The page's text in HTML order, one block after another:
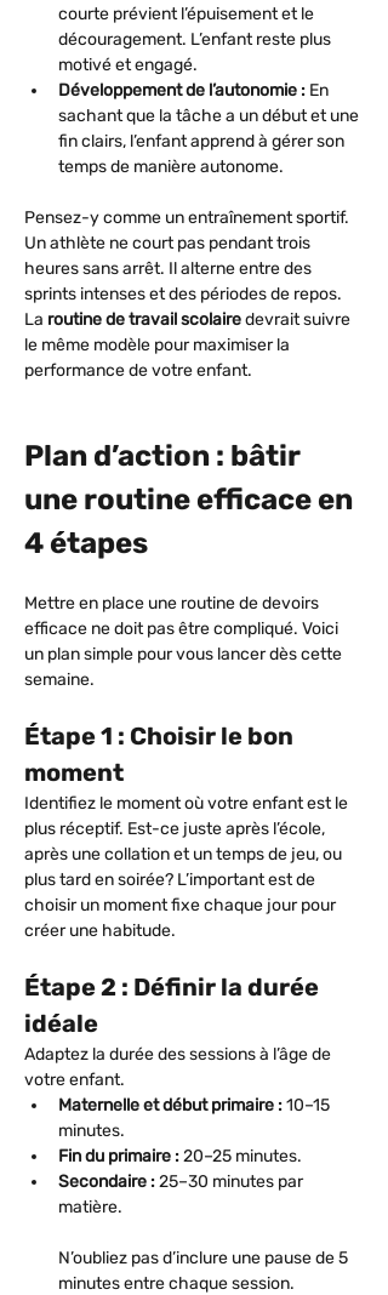
courte prévient l’épuisement et le
découragement. L’enfant reste plus
motivé et engagé.
Développement de l’autonomie : En
sachant que la tâche a un début et une
fin clairs, l’enfant apprend à gérer son
temps de manière autonome.
Pensez-y comme un entraînement sportif.
Un athlète ne court pas pendant trois
heures sans arrêt. Il alterne entre des
sprints intenses et des périodes de repos.
La routine de travail scolaire devrait suivre
le même modèle pour maximiser la
performance de votre enfant.
Plan d’action : bâtir
une routine efficace en
4 étapes
Mettre en place une routine de devoirs
efficace ne doit pas être compliqué. Voici
un plan simple pour vous lancer dès cette
semaine.
Étape 1 : Choisir le bon
moment
Identifiez le moment où votre enfant est le
plus réceptif. Est-ce juste après l’école,
après une collation et un temps de jeu, ou
plus tard en soirée? L’important est de
choisir un moment fixe chaque jour pour
créer une habitude.
Étape 2 : Définir la durée
idéale
Adaptez la durée des sessions à l’âge de
votre enfant.
Maternelle et début primaire : 10–15
minutes.
Fin du primaire : 20–25 minutes.
Secondaire : 25–30 minutes par
matière.
N’oubliez pas d’inclure une pause de 5
minutes entre chaque session.